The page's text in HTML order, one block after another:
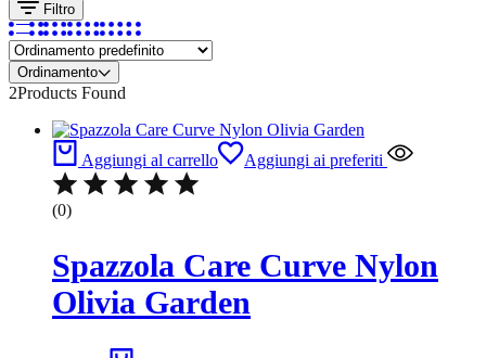
Filtro
Ordinamento
2Products Found
Aggiungi al carrello Aggiungi ai preferiti
(0)
Spazzola Care Curve Nylon
Olivia Garden